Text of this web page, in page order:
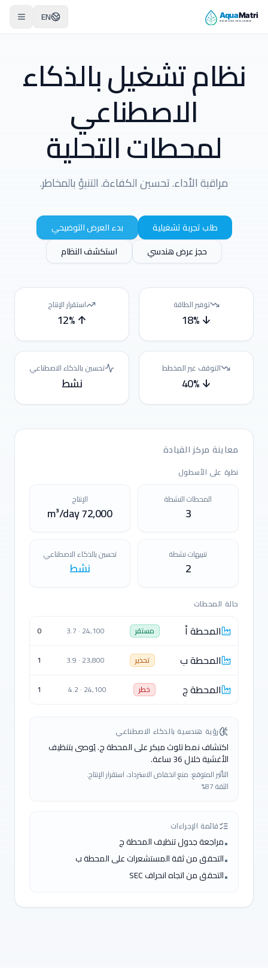
EN
نظام تشغيل بالذكاء
الاصطناعي
لمحطات التحلية
مراقبة الأداء. تحسين الكفاءة. التنبؤ بالمخاطر.
طلب تجربة تشغيلية
بدء العرض التوضيحي
حجز عرض هندسي
استكشف النظام
توفير الطاقة
↓ 18%
استقرار الإنتاج
↑ 12%
التوقف غير المخطط
↓ 40%
تحسين بالذكاء الاصطناعي
نشط
معاينة مركز القيادة
نظرة على الأسطول
المحطات النشطة
3
الإنتاج
72,000
m³/day
تنبيهات نشطة
2
تحسين بالذكاء الاصطناعي
نشط
حالة المحطات
المحطة أ مستقر 24,100
·
3.7
0
المحطة ب تحذير 23,800
·
3.9
1
المحطة ج خطر 24,100
·
4.2
1
رؤية هندسية بالذكاء الاصطناعي
اكتشاف نمط تلوث مبكر على المحطة ج. يُوصى بتنظيف
الأغشية خلال 36 ساعة.
التأثير المتوقع: منع انخفاض الاسترداد، استقرار الإنتاج.
الثقة87%
قائمة الإجراءات
•مراجعة جدول تنظيف المحطة ج
•التحقق من ثقة المستشعرات على المحطة ب
•التحقق من اتجاه انحراف SEC